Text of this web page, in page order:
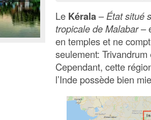
Le Kérala–État situé
tropicale de Malabar–
en temples et ne
seulement:
Cependant, cette
l’Inde possède bien